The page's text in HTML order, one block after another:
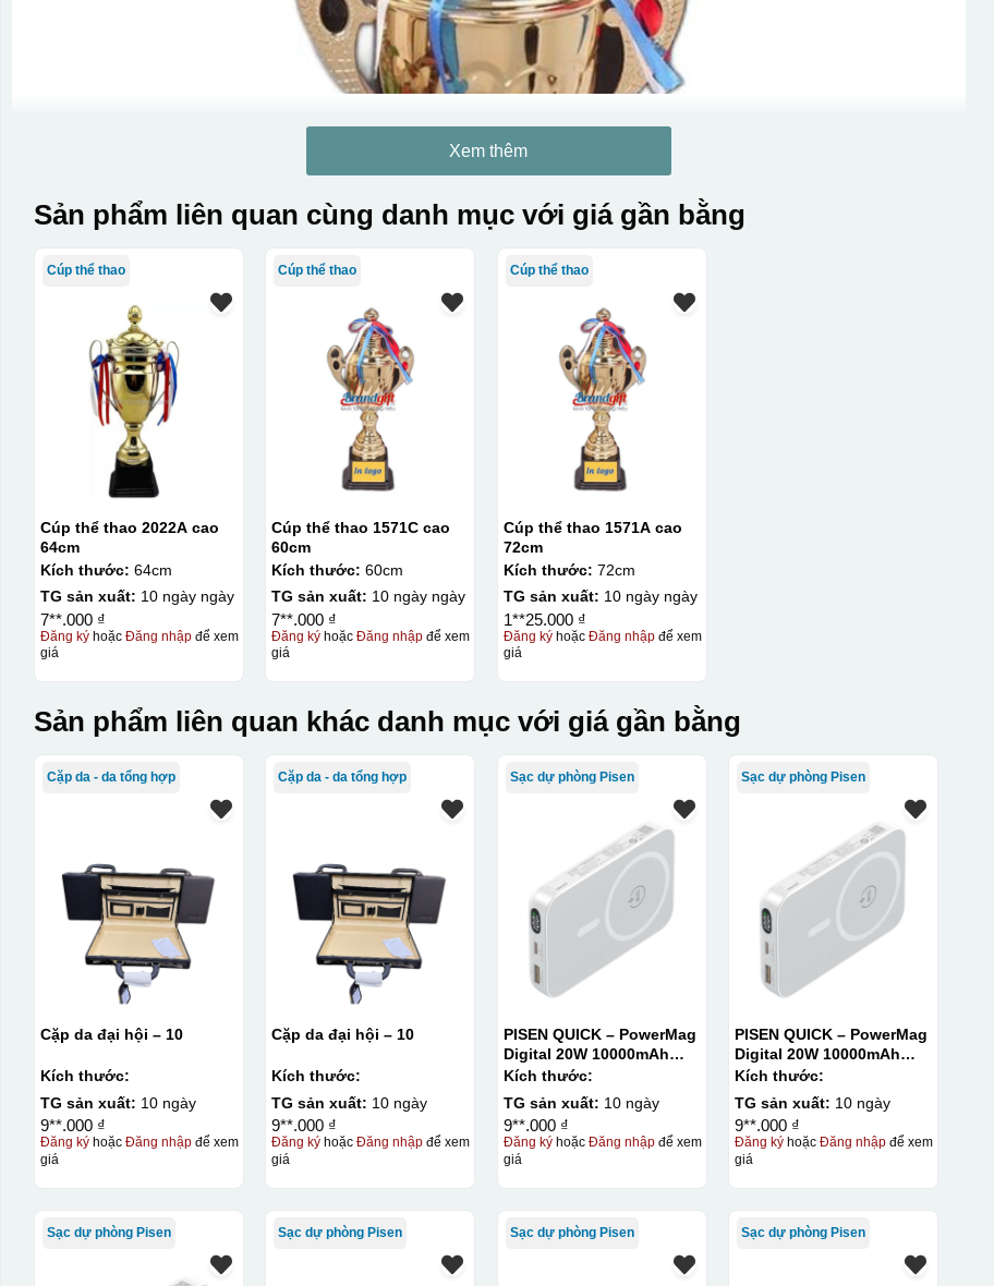
Xem thêm
Sản phẩm liên quan cùng danh mục với giá gần bằng
Cúp thể thao
Cúp thể thao 2022A cao
64cm
Kích thước: 64cm
TG sản xuất: 10 ngày ngày
7**.000 ₫
Đăng kýhoặc Đăng nhậpđể xem
giá
Cúp thể thao
Cúp thể thao 1571C cao
60cm
Kích thước: 60cm
TG sản xuất: 10 ngày ngày
7**.000 ₫
Đăng ký hoặcĐăng nhập để xem
giá
Cúp thể thao
Cúp thể thao 1571A cao
72cm
Kích thước: 72cm
TG sản xuất: 10 ngày ngày
1**25.000 ₫
Đăng kýhoặc Đăng nhậpđể xem
giá
Sản phẩm liên quan khác danh mục với giá gần bằng
Cặp da - da tổng hợp
Cặp da đại hội – 10
Kích thước:
TG sản xuất: 10 ngày
9**.000 ₫
Đăng kýhoặc Đăng nhậpđể xem
giá
Cặp da - da tổng hợp
Cặp da đại hội – 10
Kích thước:
TG sản xuất: 10 ngày
9**.000 ₫
Đăng ký hoặcĐăng nhập để xem
giá
Sạc dự phòng Pisen
PISEN QUICK – PowerMag
Digital 20W 10000mAh
Power bank. White:
200pcs; Blue: 200pcs
Kích thước:
TG sản xuất: 10 ngày
9**.000 ₫
Đăng kýhoặc Đăng nhậpđể xem
giá
Sạc dự phòng Pisen
PISEN QUICK – PowerMag
Digital 20W 10000mAh
Power bank. White:
200pcs; Blue: 200pcs
Kích thước:
TG sản xuất: 10 ngày
9**.000 ₫
Đăng ký hoặcĐăng nhập để xem
giá
Sạc dự phòng Pisen Sạc dự phòng Pisen Sạc dự phòng Pisen Sạc dự phòng Pisen